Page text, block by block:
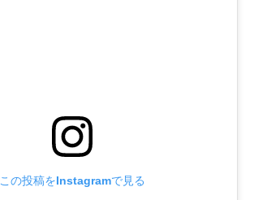
この投稿をInstagramで見る